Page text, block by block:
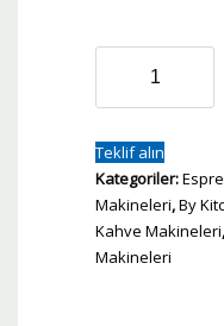
Espresso
Kahve
Makinesi
Tam
Otomatik
BCM-
PROLUX
Teklif alın
Kategoriler:
Makineleri,By
Kahve Makineleri,
Makineleri